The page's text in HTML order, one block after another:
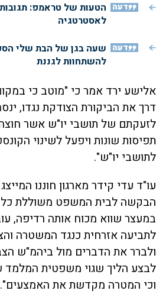
דעה הטעות של טראמפ: תגובות
לאסטרטגיה
דעה שעה בגן של הבת שלי
להשתחוות לגננת
אלישע ירד אמר כי "מוטב כי
דרך את הביקורת הצודקת נגדו,
לזעקתם של תושבי יו"ש אשר חוצה
תפיסות שונות ויפעל לשינוי
לתושבי יו"ש".
עו"ד עדי קידר מארגון חוננו
הבקשה לבית המשפט משוללת כל
במעצר שווא מכוח אותה רדיפה,
לתביעה אזרחית כנגד המשטרה
ולברר את הדברים מול ביהמ"ש
לבצע הליך שגוי משפטית המלמד
וכי המטרה מקדשת את האמצעים".